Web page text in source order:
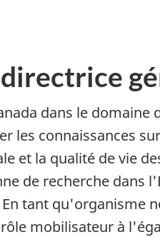
dans le domaine
les connaissances
et la qualité de vie
de recherche dans
tant qu'organisme
mobilisateur à